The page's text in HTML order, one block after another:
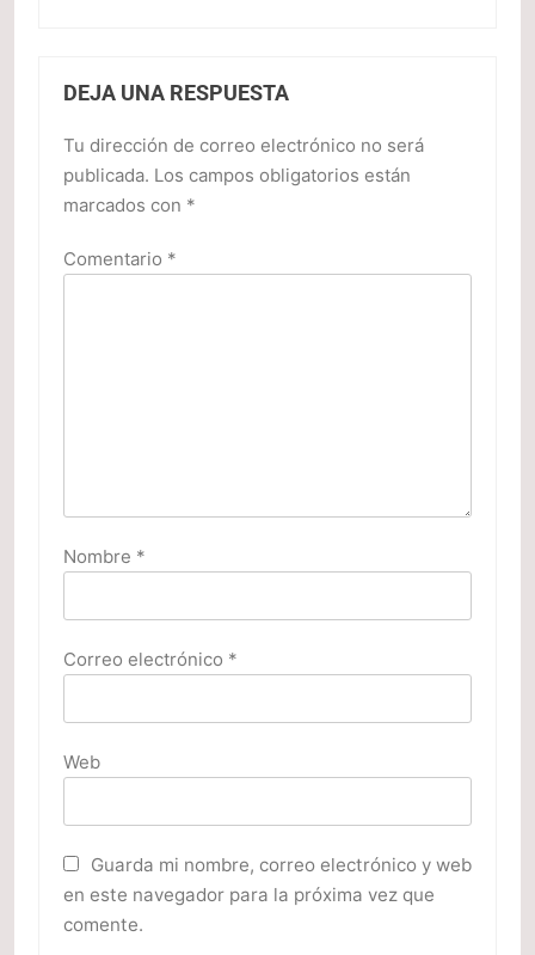
DEJA UNA RESPUESTA
Tu dirección de correo electrónico no será
publicada. Los campos obligatorios están
marcados con *
Comentario *
Nombre *
Correo electrónico *
Web
Guarda mi nombre, correo electrónico y web
en este navegador para la próxima vez que
comente.